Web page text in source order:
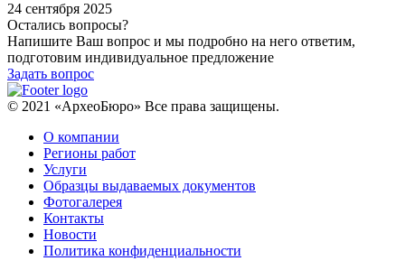
24 сентября 2025
Остались вопросы?
Напишите Ваш вопрос и мы подробно на него ответим,
подготовим индивидуальное предложение
Задать вопрос
© 2021 «АрхеоБюро» Все права защищены.
О компании
Регионы работ
Услуги
Образцы выдаваемых документов
Фотогалерея
Контакты
Новости
Политика конфиденциальности